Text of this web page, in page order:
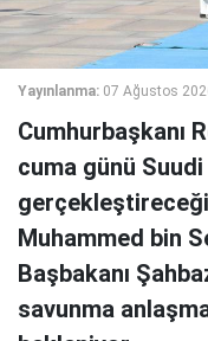
Yayınlanma: 07 Ağustos
Cumhurbaşkanı
cuma günü
Muhammed bin
Başbakanı
savunma